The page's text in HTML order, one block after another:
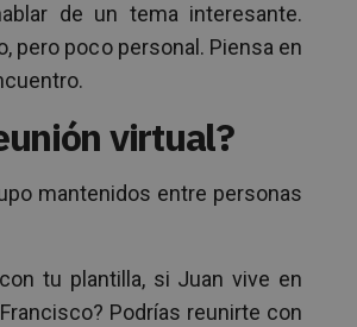
de un tema interesante.
pero poco personal. Piensa en
virtual?
mantenidos entre personas
tu plantilla, si Juan vive en
Podrías reunirte con